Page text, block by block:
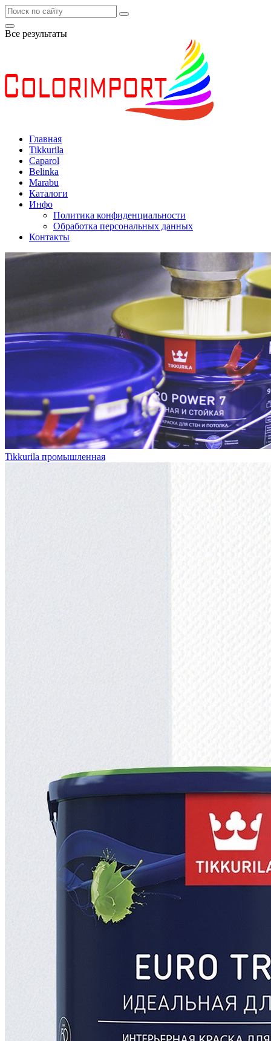
Все результаты
Главная
Tikkurila
Caparol
Belinka
Marabu
Каталоги
Инфо
Политика конфиденциальности
Обработка персональных данных
Контакты
Tikkurila промышленная